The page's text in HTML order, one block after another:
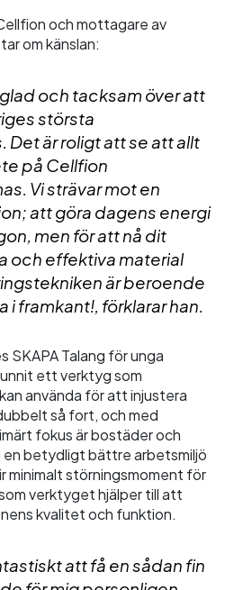
och mottagare av
om känslan:
och tacksam över att
största
Det är roligt att se att allt
på Cellfion
Vi strävar mot en
att göra dagens energi
men för att nå dit
och effektiva material
är beroende
i framkant!, förklarar han.
SKAPA Talang för unga
ett verktyg som
använda för att injustera
så fort, och med
fokus är bostäder och
en betydligt bättre arbetsmiljö
minimalt störningsmoment för
verktyget hjälper till att
kvalitet och funktion.
att få en sådan fin